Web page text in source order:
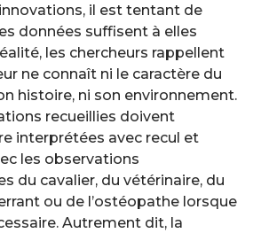
il est tentant de
données suffisent à elles
les chercheurs rappellent
ne connaît ni le caractère du
histoire, ni son environnement.
recueillies doivent
interprétées avec recul et
les observations
du cavalier, du vétérinaire, du
ou de l’ostéopathe lorsque
Autrement dit, la